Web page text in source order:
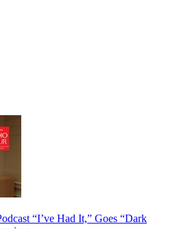
“I’ve Had It,” Goes “Dark